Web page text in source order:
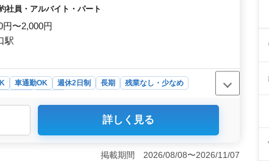
？ ご応募お待ちしております。
社員・アルバイト・パート
円〜2,000円
駅
車通勤OK 週休2日制 長期
残業なし・少なめ
採用実績もあり♪＞ 尼崎市のデイサービスでは、経
ます。また、60代の看護師さんの新規採用実績もあり、
詳しく見る
掲載期間 2026/08/08〜2026/11/07